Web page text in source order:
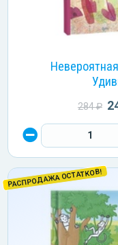
284 ₽
РАСПРОДАЖА ОСТАТКОВ!